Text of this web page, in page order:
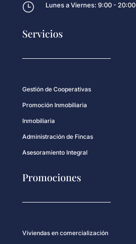
} Lunes a Viernes: 9:00 - 20:00
Servicios
Gestión de Cooperativas
Promoción Inmobiliaria
Inmobiliaria
Administración de Fincas
Asesoramiento Integral
Promociones
Viviendas en comercialización